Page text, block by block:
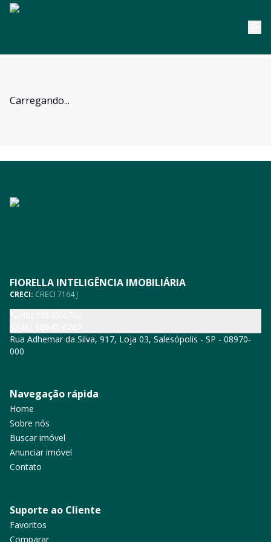
Carregando...
FIORELLA INTELIGÊNCIA IMOBILIÁRIA
CRECI: CRECI 7164 J
Rua Adhemar da Silva, 917, Loja 03, Salesópolis - SP - 08970-
000
Navegação rápida
Home
Sobre nós
Buscar imóvel
Anunciar imóvel
Contato
Suporte ao Cliente
Favoritos
Comparar